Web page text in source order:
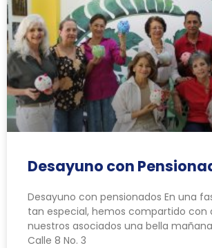
Desayuno con
Desayuno con pensionados En una
tan especial, hemos compartido con
nuestros asociados una bella
Calle 8 No. 3